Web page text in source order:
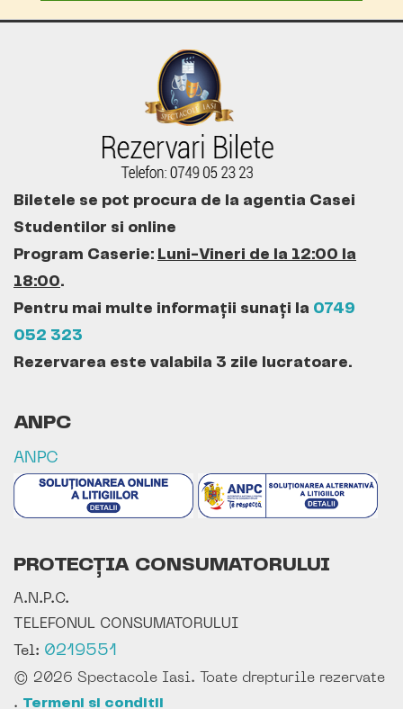
Biletele se pot procura de la agentia Casei
Studentilor si online
Program Caserie: Luni-Vineri de la 12:00 la
18:00.
Pentru mai multe informații sunați la 0749
052 323
Rezervarea este valabila 3 zile lucratoare.
ANPC
ANPC
PROTECȚIA CONSUMATORULUI
A.N.P.C.
TELEFONUL CONSUMATORULUI
Tel: 0219551
© 2026 Spectacole Iasi. Toate drepturile rezervate
. Termeni si conditii